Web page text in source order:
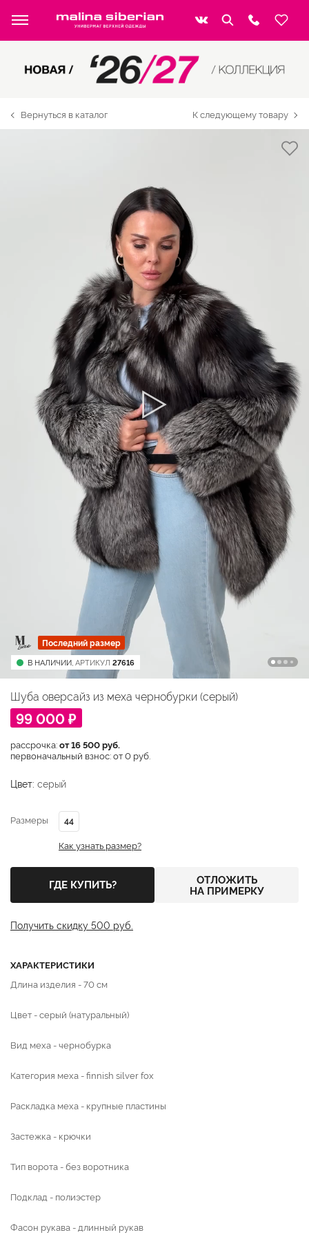
Вернуться в каталог К следующему товару
Последний размер
В НАЛИЧИИ, АРТИКУЛ 27616
Шуба оверсайз из меха чернобурки (серый)
99 000 ₽
рассрочка:от 16 500 руб.
первоначальный взнос: от 0 руб.
Цвет: серый
Размеры 44
Как узнать размер?
ГДЕ КУПИТЬ? ОТЛОЖИТЬ
НА ПРИМЕРКУ
Получить скидку 500 руб.
ХАРАКТЕРИСТИКИ
Длина изделия - 70 см
Цвет - серый (натуральный)
Вид меха - чернобурка
Категория меха - finnish silver fox
Раскладка меха - крупные пластины
Застежка - крючки
Тип ворота - без воротника
Подклад - полиэстер
Фасон рукава - длинный рукав